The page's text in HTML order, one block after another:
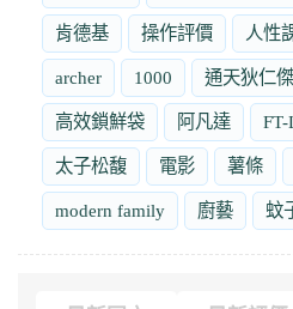
肯德基 操作評價 人性
archer 1000 通天狄仁傑
高效鎖鮮袋 阿凡達 FT-
太子松馥 電影 薯條
modern family 廚藝 蚊